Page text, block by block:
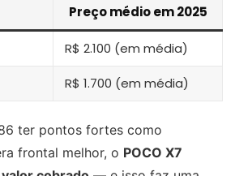
Preço médio em 2025
R$ 2.100 (em média)
R$ 1.700 (em média)
ter pontos fortes como
frontal melhor, o POCO X7